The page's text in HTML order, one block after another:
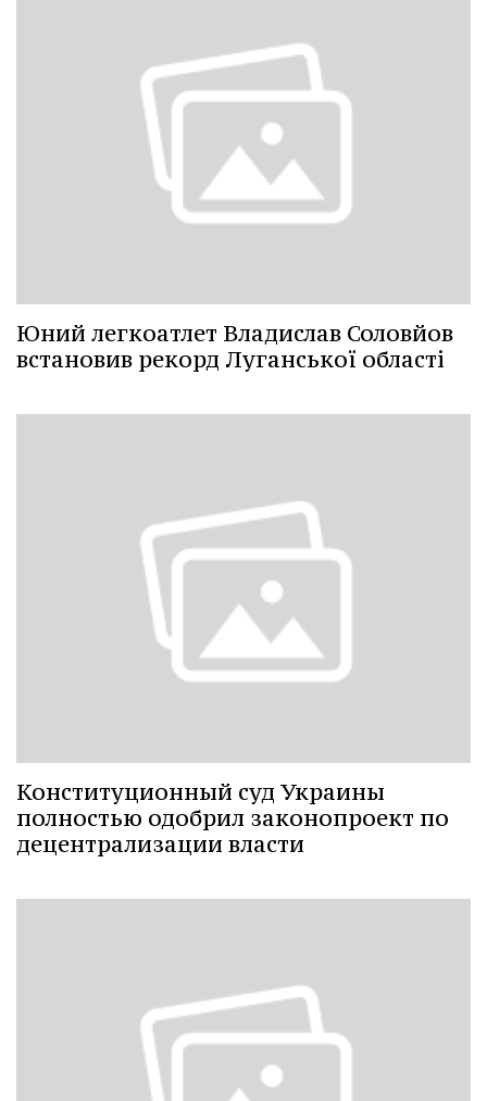
Юний легкоатлет Владислав Соловйов
встановив рекорд Луганської області
Конституционный суд Украины
полностью одобрил законопроект по
децентрализации власти